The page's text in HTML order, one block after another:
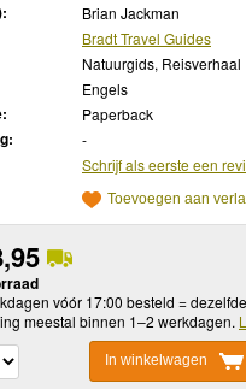
Brian Jackman
Bradt Travel Guides
Natuurgids, Reisverhaal
Engels
Paperback
-
Schrijf als eerste een
Toevoegen aan
vóór 17:00 besteld =
meestal binnen 1–2 werkdagen.
In winkelwagen